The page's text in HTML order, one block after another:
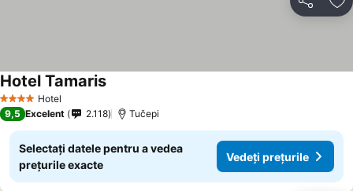
Distribuiți
4 Stele Hotel
Hotel TamarisVedeți prețurile
9,5 Excelent 2.118 Tučepi
Selectați datele pentru a vedea
prețurile exacte
Vedeți prețurile